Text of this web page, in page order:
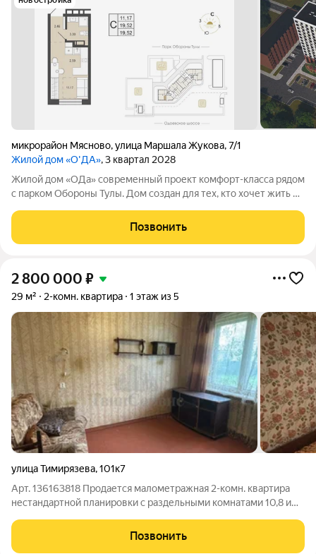
микрорайон Мясново,улица Маршала Жукова,7/1
Жилой дом «О'ДА», 3 квартал 2028
Жилой дом «ОДа» современный проект комфорт-класса рядом
с парком Обороны Тулы. Дом создан для тех, кто хочет жить в
преимущество Дом
Позвонить
2 800 000 ₽
29 м² 2-комн. квартира 1 этаж из 5
улица Тимирязева,101к7
Арт. 136163818 Продается малометражная 2-комн. квартира
нестандартной планировки с раздельными комнатами 10,8 и
панельного дома. Квартира требует ремонта. Один взрослый
собственник, прямая продажа.
Позвонить